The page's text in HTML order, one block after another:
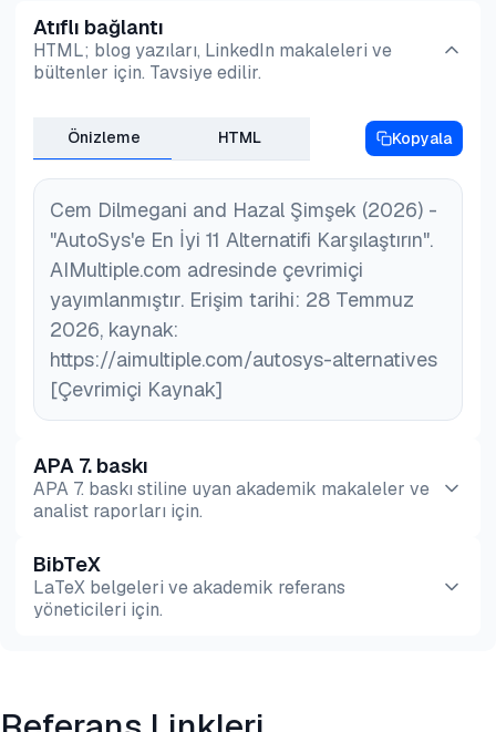
Atıflı bağlantı
HTML; blog yazıları, LinkedIn makaleleri ve
bültenler için. Tavsiye edilir.
Önizleme HTML Kopyala
Cem Dilmegani and Hazal Şimşek (2026) -
"AutoSys'e En İyi 11 Alternatifi Karşılaştırın".
AIMultiple.com adresinde çevrimiçi
yayımlanmıştır. Erişim tarihi: 28 Temmuz
2026, kaynak:
https://aimultiple.com/autosys-alternatives
[Çevrimiçi Kaynak]
APA 7. baskı
APA 7. baskı stiline uyan akademik makaleler ve
analist raporları için.
Önizleme HTML
BibTeX
LaTeX belgeleri ve akademik referans
yöneticileri için.